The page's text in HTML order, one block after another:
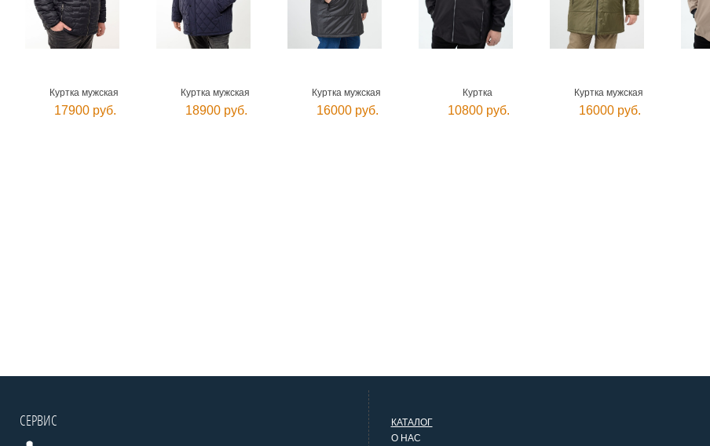
Куртка мужская
17900 руб.
Куртка мужская
18900 руб.
Куртка мужская
16000 руб.
Куртка
10800 руб.
Куртка мужская
16000 руб.
СЕРВИС
КАТАЛОГ
О НАС